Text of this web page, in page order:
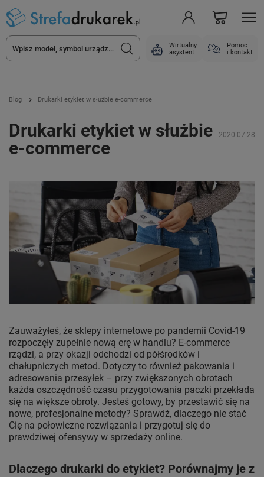
Wirtualny
asystent
Pomoc
i kontakt
Blog Drukarki etykiet w służbie e-commerce
Drukarki etykiet w służbie
e-commerce
2020-07-28
Zauważyłeś, że sklepy internetowe po pandemii Covid-19
rozpoczęły zupełnie nową erę w handlu? E-commerce
rządzi, a przy okazji odchodzi od półśrodków i
chałupniczych metod. Dotyczy to również pakowania i
adresowania przesyłek – przy zwiększonych obrotach
każda oszczędność czasu przygotowania paczki przekłada
się na większe obroty. Jesteś gotowy, by przestawić się na
nowe, profesjonalne metody? Sprawdź, dlaczego nie stać
Cię na połowiczne rozwiązania i przygotuj się do
prawdziwej ofensywy w sprzedaży online.
Dlaczego drukarki do etykiet? Porównajmy je z